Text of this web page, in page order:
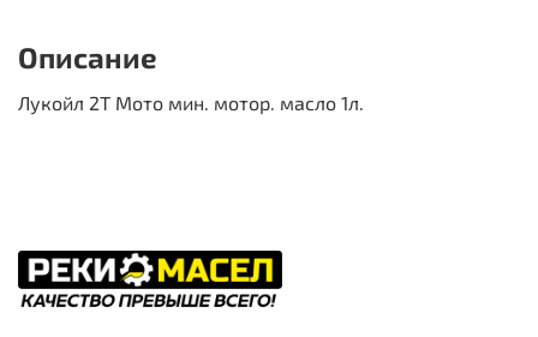
Описание
Лукойл 2Т Мото мин. мотор. масло 1л.